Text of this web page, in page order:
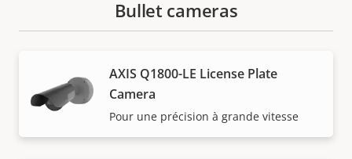
Bullet cameras
AXIS Q1800-LE License Plate
Camera
Pour une précision à grande vitesse